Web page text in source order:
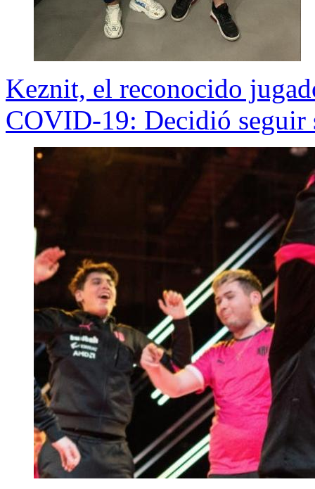
Keznit, el reconocido
COVID-19: Decidió seguir